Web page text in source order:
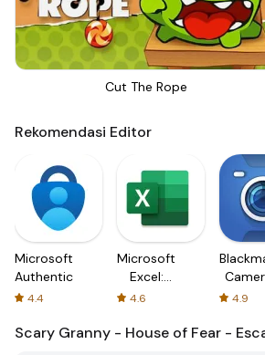
Cut The Rope
Rekomendasi Editor
Microsoft
Authenticator
4.4
Microsoft
Excel:
Spreadsheets
4.6 4.9
Scary Granny - House of Fear -